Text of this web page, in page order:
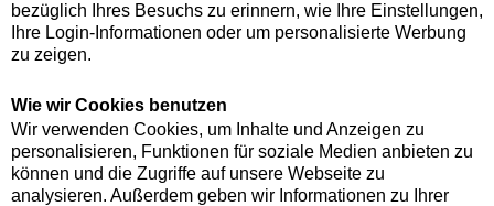
bezüglich Ihres Besuchs zu erinnern, wie Ihre Einstellungen,
Ihre Login-Informationen oder um personalisierte Werbung
zu zeigen.
Wie wir Cookies benutzen
Wir verwenden Cookies, um Inhalte und Anzeigen zu
personalisieren, Funktionen für soziale Medien anbieten zu
können und die Zugriffe auf unsere Webseite zu
analysieren. Außerdem geben wir Informationen zu Ihrer